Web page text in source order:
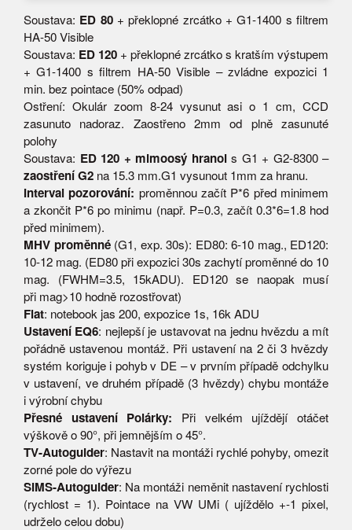
Soustava: ED 80+ překlopné zrcátko + G1-1400 s filtrem
HA-50 Visible
Soustava: ED 120 + překlopné zrcátko s kratším výstupem
+ G1-1400 s filtrem HA-50 Visible – zvládne expozici 1
min. bez pointace (50% odpad)
Ostření: Okulár zoom 8-24 vysunut asi o 1 cm, CCD
zasunuto nadoraz. Zaostřeno 2mm od plně zasunuté
polohy
Soustava: ED 120 + mimoosý hranols G1 + G2-8300 –
zaostření G2 na 15.3 mm.G1 vysunout 1mm za hranu.
Interval pozorování: proměnnou začít P*6 před minimem
a zkončit P*6 po minimu (např. P=0.3, začít 0.3*6=1.8 hod
před minimem).
MHV proměnné(G1, exp. 30s): ED80: 6-10 mag., ED120:
10-12 mag. (ED80 při expozici 30s zachytí proměnné do 10
mag. (FWHM=3.5, 15kADU). ED120 se naopak musí
při mag>10 hodně rozostřovat)
Flat: notebook jas 200, expozice 1s, 16k ADU
Ustavení EQ6: nejlepší je ustavovat na jednu hvězdu a mít
pořádně ustavenou montáž. Při ustavení na 2 či 3 hvězdy
systém koriguje i pohyb v DE – v prvním případě odchylku
v ustavení, ve druhém případě (3 hvězdy) chybu montáže
i výrobní chybu
Přesné ustavení Polárky: Při velkém ujíždějí otáčet
výškově o 90°, při jemnějším o 45°.
TV-Autoguider: Nastavit na montáži rychlé pohyby, omezit
zorné pole do výřezu
SIMS-Autoguider: Na montáži neměnit nastavení rychlosti
(rychlost = 1). Pointace na VW UMi ( ujíždělo +-1 pixel,
udrželo celou dobu)